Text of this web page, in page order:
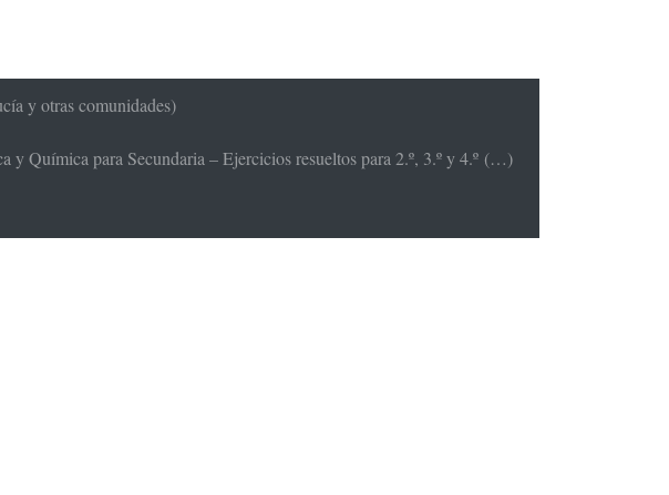
y otras comunidades)
y Química para Secundaria – Ejercicios resueltos para 2.º, 3.º y 4.º (…)